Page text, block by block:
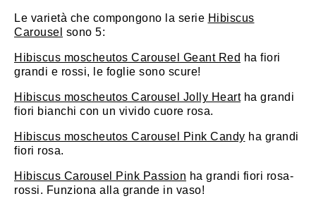
Le varietà che compongono la serie Hibiscus
Carousel sono 5:
Hibiscus moscheutos Carousel Geant Red ha fiori
grandi e rossi, le foglie sono scure!
Hibiscus moscheutos Carousel Jolly Heartha grandi
fiori bianchi con un vivido cuore rosa.
Hibiscus moscheutos Carousel Pink Candy ha grandi
fiori rosa.
Hibiscus Carousel Pink Passion ha grandi fiori rosa-
rossi. Funziona alla grande in vaso!